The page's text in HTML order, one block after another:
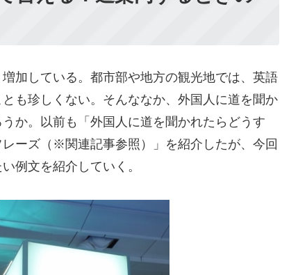
加している。都市部や地方の観光地では、英語
も珍しくない。そんななか、外国人に道を聞か
か。以前も「外国人に道を聞かれたらどうす
ーズ（※関連記事参照）」を紹介したが、今回
例文を紹介していく。